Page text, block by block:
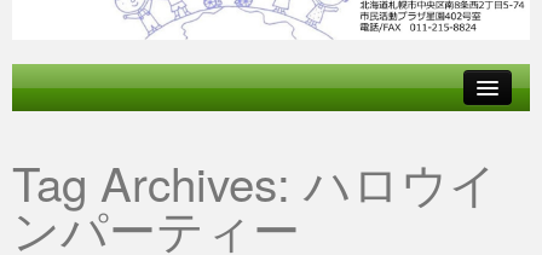
参加する
私たちの活動
Tag Archives: ハロウイ
ンパーティー